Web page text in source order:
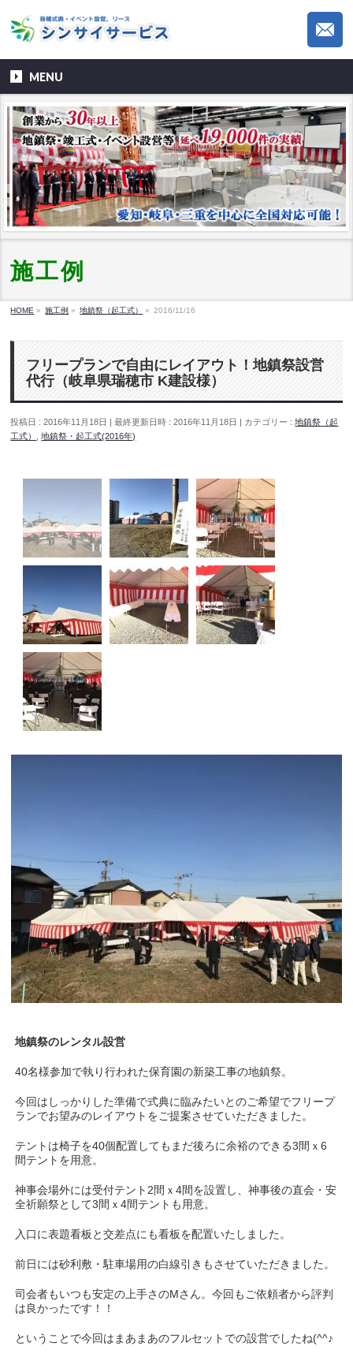
MENU
施工例
HOME » 施工例 » 地鎮祭（起工式） » 2016/11/16
フリープランで自由にレイアウト！地鎮祭設営
代行（岐阜県瑞穂市 K建設様）
投稿日 : 2016年11月18日 最終更新日時 : 2016年11月18日 カテゴリー :地鎮祭（起
工式）
,地鎮祭・起工式(2016年)
地鎮祭のレンタル設営
40名様参加で執り行われた保育園の新築工事の地鎮祭。
今回はしっかりした準備で式典に臨みたいとのご希望でフリープ
ランでお望みのレイアウトをご提案させていただきました。
テントは椅子を40個配置してもまだ後ろに余裕のできる3間ｘ6
間テントを用意。
神事会場外には受付テント2間ｘ4間を設置し、神事後の直会・安
全祈願祭として3間ｘ4間テントも用意。
入口に表題看板と交差点にも看板を配置いたしました。
前日には砂利敷・駐車場用の白線引きもさせていただきました。
司会者もいつも安定の上手さのMさん。今回もご依頼者から評判
は良かったです！！
ということで今回はまあまあのフルセットでの設営でしたね(^^♪